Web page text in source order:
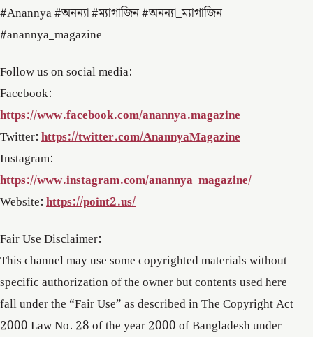
#Anannya #অনন্যা #ম্যাগাজিন #অনন্যা_ম্যাগাজিন
#anannya_magazine
Follow us on social media:
Facebook:
https://www.facebook.com/anannya.magazine
Twitter:https://twitter.com/AnannyaMagazine
Instagram:
https://www.instagram.com/anannya_magazine/
Website:https://point2.us/
Fair Use Disclaimer:
This channel may use some copyrighted materials without
specific authorization of the owner but contents used here
fall under the “Fair Use” as described in The Copyright Act
2000 Law No. 28 of the year 2000 of Bangladesh under